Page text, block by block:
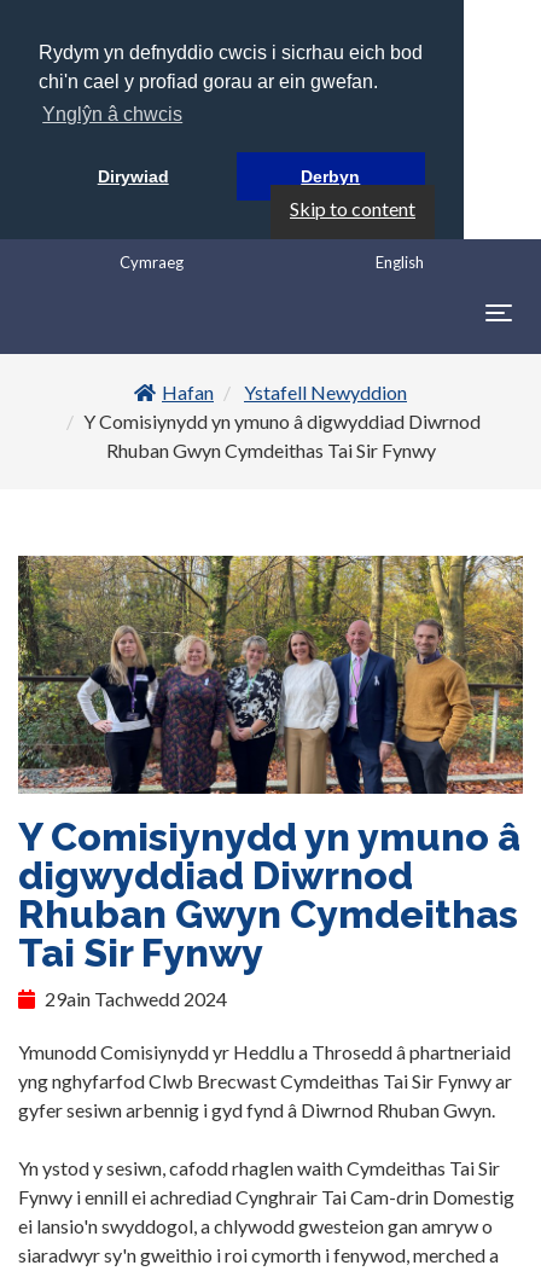
Rydym yn defnyddio cwcis i sicrhau eich bod
chi'n cael y profiad gorau ar ein gwefan.
Ynglŷn â chwcis
Dirywiad Derbyn
Skip to content
English
Cymraeg
Hafan
Ystafell Newyddion
Y Comisiynydd yn ymuno â digwyddiad Diwrnod
Rhuban Gwyn Cymdeithas Tai Sir Fynwy
Y Comisiynydd yn ymuno â
digwyddiad Diwrnod
Rhuban Gwyn Cymdeithas
Tai Sir Fynwy
29ain Tachwedd 2024
Ymunodd Comisiynydd yr Heddlu a Throsedd â phartneriaid
yng nghyfarfod Clwb Brecwast Cymdeithas Tai Sir Fynwy ar
gyfer sesiwn arbennig i gyd fynd â Diwrnod Rhuban Gwyn.
Yn ystod y sesiwn, cafodd rhaglen waith Cymdeithas Tai Sir
Fynwy i ennill ei achrediad Cynghrair Tai Cam-drin Domestig
ei lansio'n swyddogol, a chlywodd gwesteion gan amryw o
siaradwyr sy'n gweithio i roi cymorth i fenywod, merched a